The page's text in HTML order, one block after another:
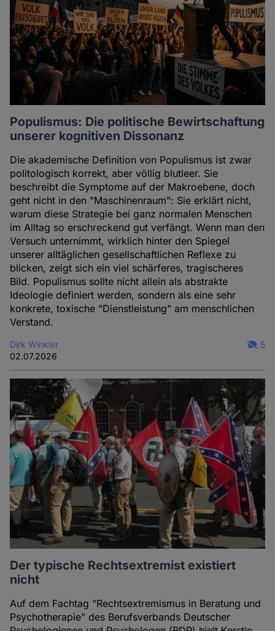
Populismus: Die politische Bewirtschaftung
unserer kognitiven Dissonanz
Die akademische Definition von Populismus ist zwar
politologisch korrekt, aber völlig blutleer. Sie
beschreibt die Symptome auf der Makroebene, doch
geht nicht in den "Maschinenraum": Sie erklärt nicht,
warum diese Strategie bei ganz normalen Menschen
im Alltag so erschreckend gut verfängt. Wenn man den
Versuch unternimmt, wirklich hinter den Spiegel
unserer alltäglichen gesellschaftlichen Reflexe zu
blicken, zeigt sich ein viel schärferes, tragischeres
Bild. Populismus sollte nicht allein als abstrakte
Ideologie definiert werden, sondern als eine sehr
konkrete, toxische "Dienstleistung" am menschlichen
Verstand.
Dirk Winkler
02.07.2026
5
Der typische Rechtsextremist existiert
nicht
Auf dem Fachtag "Rechtsextremismus in Beratung und
Psychotherapie" des Berufsverbands Deutscher